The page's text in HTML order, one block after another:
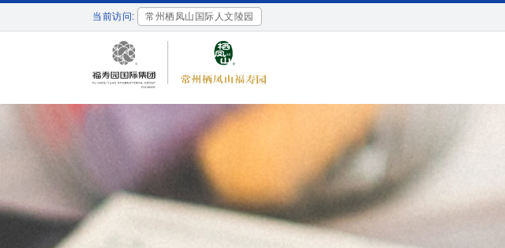
当前访问: 常州栖凤山国际人文陵园